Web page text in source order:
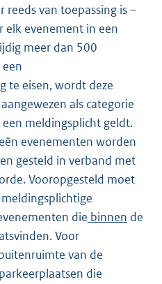
reeds van toepassing is –
elk evenement in een
meer dan 500
te eisen, wordt deze
als categorie
meldingsplicht geldt.
evenementen worden
gesteld in verband met
Vooropgesteld moet
die binnen de
Voor
van de
die